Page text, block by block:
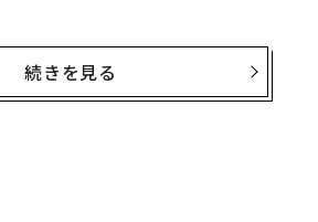
の外野手フアン・ソトの推定1億269
、税引き前・代理人手数料込み）。
続きを見る